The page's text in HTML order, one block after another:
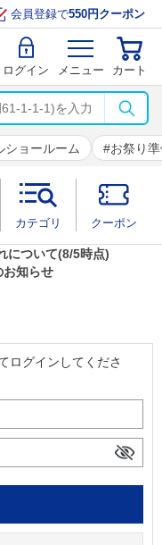
会員登録で550円クーポン
ログイン メニュー カート
ショールーム お祭り
カテゴリ クーポン
について(8/5時点)
知らせ
ログインしてくださ